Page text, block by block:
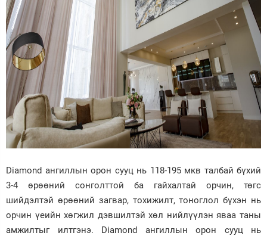
Diamond ангиллын орон сууц нь 118-195 мкв талбай бүхий
3-4 өрөөний сонголттой ба гайхалтай орчин, төгс
шийдэлтэй өрөөний загвар, тохижилт, тоноглол бүхэн нь
орчин үеийн хөгжил дэвшилтэй хөл нийлүүлэн яваа таны
амжилтыг илтгэнэ. Diamond ангиллын орон сууц нь